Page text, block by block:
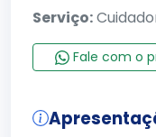
Serviço:
Fale com o